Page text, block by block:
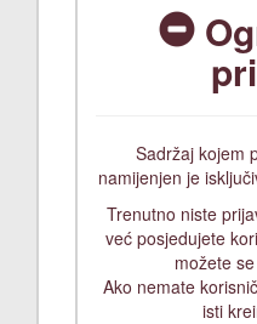
Sadržaj kojem
namijenjen je
Trenutno niste
već posjedujete
možete
Ako nemate
isti